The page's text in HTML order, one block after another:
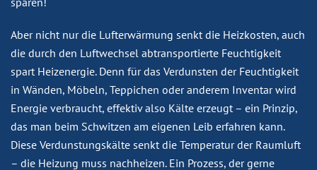
Aber nicht nur die Lufterwärmung senkt die Heizkosten, auch
die durch den Luftwechsel abtransportierte Feuchtigkeit
spart Heizenergie. Denn für das Verdunsten der Feuchtigkeit
in Wänden, Möbeln, Teppichen oder anderem Inventar wird
Energie verbraucht, effektiv also Kälte erzeugt – ein Prinzip,
das man beim Schwitzen am eigenen Leib erfahren kann.
Diese Verdunstungskälte senkt die Temperatur der Raumluft
– die Heizung muss nachheizen. Ein Prozess, der gerne